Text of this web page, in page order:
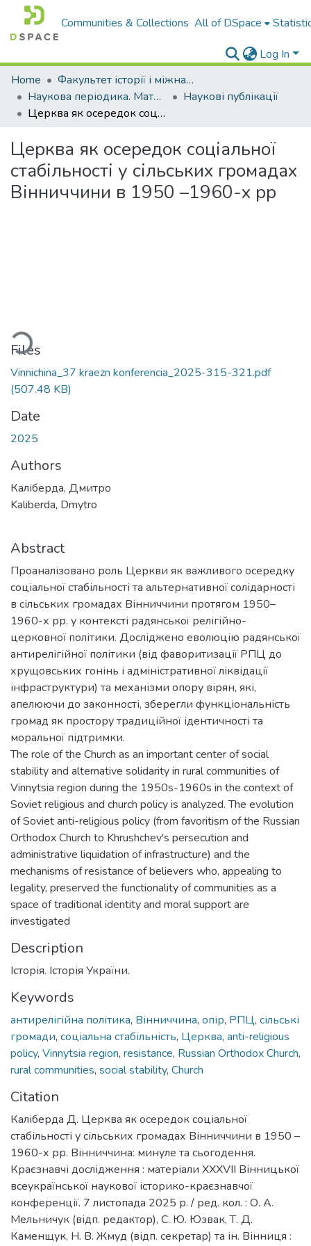
Communities & Collections All of DSpace
Log In
Home
Факультет історії і міжнародних відносин
Наукова періодика. Матеріали конференцій
Наукові публікації
Церква як осередок соціальної стабільності у сільських громадах Вінниччини в 1950 –1960-х рр
Церква як осередок соціальної
стабільності у сільських громадах
Вінниччини в 1950 –1960-х рр
Files
Vinnichina_37 kraezn konferencia_2025-315-321.pdf
(507.48 KB)
Date
2025
Authors
Каліберда, Дмитро
Kaliberda, Dmytro
Abstract
Проаналізовано роль Церкви як важливого осередку
соціальної стабільності та альтернативної солідарності
в сільських громадах Вінниччини протягом 1950–
1960-х рр. у контексті радянської релігійно-
церковної політики. Досліджено еволюцію радянської
антирелігійної політики (від фаворитизації РПЦ до
хрущовських гонінь і адміністративної ліквідації
інфраструктури) та механізми опору вірян, які,
апелюючи до законності, зберегли функціональність
громад як простору традиційної ідентичності та
моральної підтримки.
The role of the Church as an important center of social
stability and alternative solidarity in rural communities of
Vinnytsia region during the 1950s-1960s in the context of
Soviet religious and church policy is analyzed. The evolution
of Soviet anti-religious policy (from favoritism of the Russian
Orthodox Church to Khrushchev's persecution and
administrative liquidation of infrastructure) and the
mechanisms of resistance of believers who, appealing to
legality, preserved the functionality of communities as a
space of traditional identity and moral support are
investigated
Description
Історія. Історія України.
Keywords
антирелігійна політика, Вінниччина, опір, РПЦ, сільські
громади, соціальна стабільність, Церква, anti-religious
policy, Vinnytsia region, resistance, Russian Orthodox Church,
rural communities, social stability, Church
Citation
Каліберда Д. Церква як осередок соціальної
стабільності у сільських громадах Вінниччини в 1950 –
1960-х рр. Вінниччина: минуле та сьогодення.
Краєзнавчі дослідження : матеріали ХХХVІI Вінницької
всеукраїнської наукової історико-краєзнавчої
конференції. 7 листопада 2025 р. / ред. кол. : О. А.
Мельничук (відп. редактор), С. Ю. Юзвак, Т. Д.
Каменщук, Н. В. Жмуд (відп. секретар) та ін. Вінниця :